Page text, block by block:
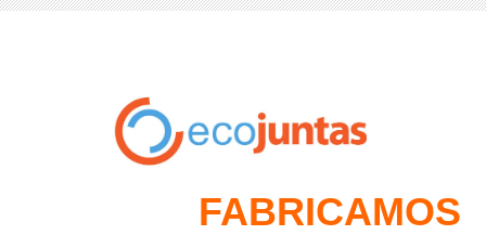
FABRICAMOS